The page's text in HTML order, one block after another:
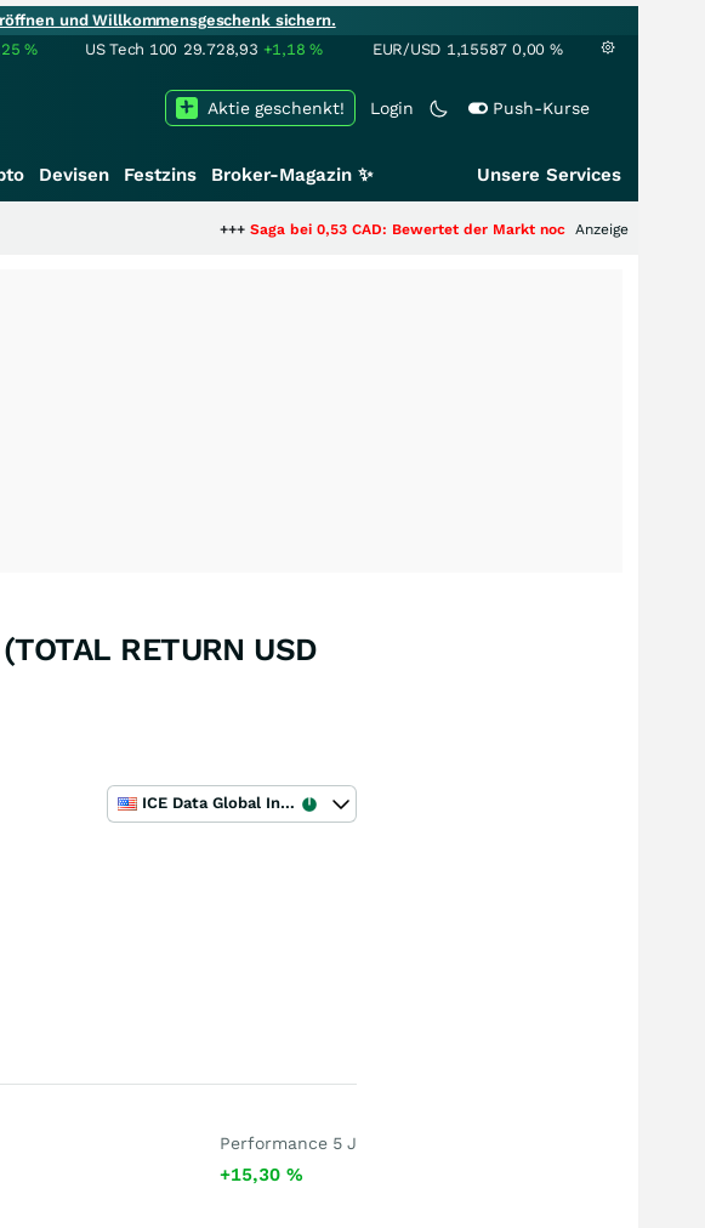
und Willkommensgeschenk sichern.
% US Tech 100 29.728,93 +1,18% EUR/USD 1,15587 0,00 %
Login Push-Kurse
Aktie geschenkt!
Devisen Festzins Broker-Magazin ✨ Unsere Services
Saga bei 0,53 CAD: Bewertet der Markt noch immer nur die Hälfte der
Anzeige
RETURN USD
ICE Data Global Index
Performance 5 J
+15,30 %